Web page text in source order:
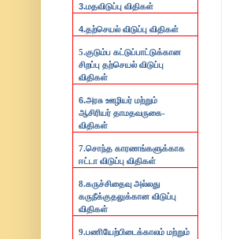
3.மதவிடுப்பு விதிகள்
4.தற்செயல் விடுப்பு விதிகள்
5.குடும்ப கட்டுப்பாட்டுக்கான
சிறப்பு தற்செயல் விடுப்பு
விதிகள்
6.அரசு ஊழியர் மற்றும்
ஆசிரியர் தாமதவருகை-
விதிகள்
7.சொந்த காரணங்களுக்காக
ஈட்டா விடுப்பு விதிகள்
8.கருச்சிதைவு அல்லது
கருநீக்குதலுக்கான விடுப்பு
விதிகள்
9.பணியேற்பிடைக்காலம் மற்றும்